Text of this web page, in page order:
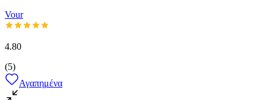
Vour
4.80
(5)
Αγαπημένα